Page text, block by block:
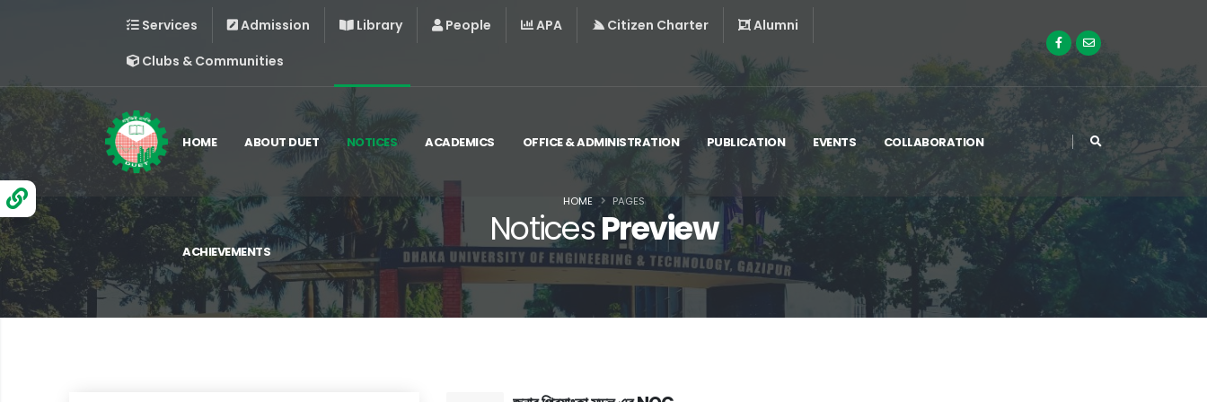
Services Admission Library People APA Citizen Charter
Alumni
Clubs & Communities
HOME ABOUT DUET NOTICES ACADEMICS OFFICE & ADMINISTRATION PUBLICATION EVENTS COLLABORATION
ACHIEVEMENTS
NoticesPreview
HOME PAGES